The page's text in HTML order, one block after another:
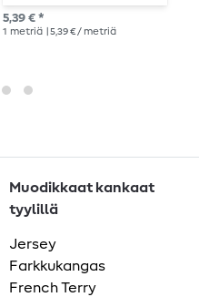
5,39 € *
1 metriä | 5,39 € / metriä
Muodikkaat kankaat
tyylillä
Jersey
Farkkukangas
French Terry